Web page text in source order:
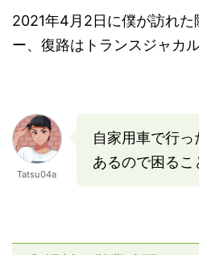
2021年4月2日に僕が訪れた
ー、復路はトランスジャカ
Tatsu04a
自家用車で行
あるので困る